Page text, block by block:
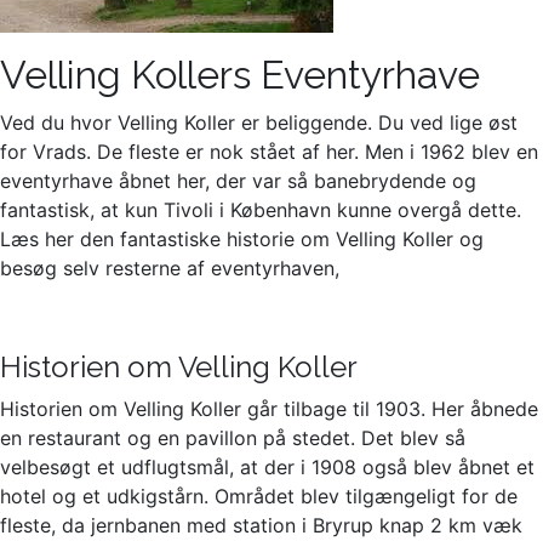
Velling Kollers Eventyrhave
Ved du hvor Velling Koller er beliggende. Du ved lige øst
for Vrads. De fleste er nok stået af her. Men i 1962 blev en
eventyrhave åbnet her, der var så banebrydende og
fantastisk, at kun Tivoli i København kunne overgå dette.
Læs her den fantastiske historie om Velling Koller og
besøg selv resterne af eventyrhaven,
Historien om Velling Koller
Historien om Velling Koller går tilbage til 1903. Her åbnede
en restaurant og en pavillon på stedet. Det blev så
velbesøgt et udflugtsmål, at der i 1908 også blev åbnet et
hotel og et udkigstårn. Området blev tilgængeligt for de
fleste, da jernbanen med station i Bryrup knap 2 km væk